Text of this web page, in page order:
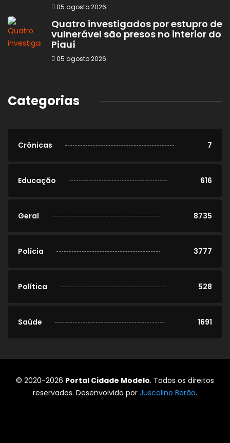
05 agosto 2026
Quatro investigados por estupro de
vulnerável são presos no interior do
Piauí
05 agosto 2026
Categorias
Crônicas 7
Educação 616
Geral 8735
Polícia 3777
Política 528
Saúde 1691
© 2020-2026 Portal Cidade Modelo. Todos os direitos
reservados. Desenvolvido por Juscelino Barão.